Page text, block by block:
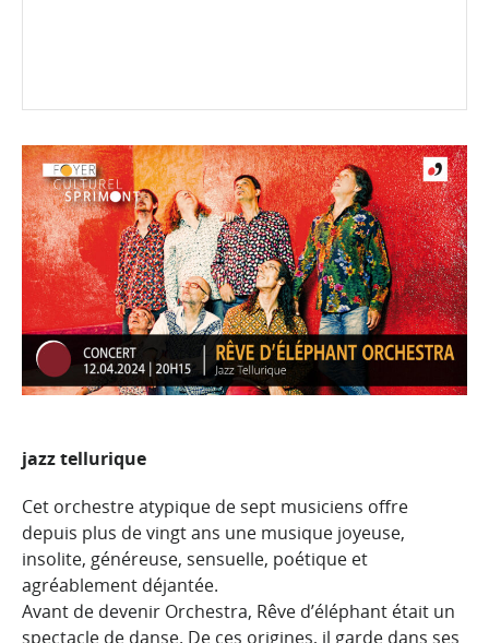
jazz tellurique
Cet orchestre atypique de sept musiciens offre
depuis plus de vingt ans une musique joyeuse,
insolite, généreuse, sensuelle, poétique et
agréablement déjantée.
Avant de devenir Orchestra, Rêve d’éléphant était un
spectacle de danse. De ces origines, il garde dans ses